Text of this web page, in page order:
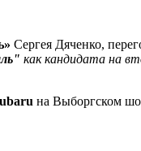
Сергея Дяченко,
как кандидата на
на Выборгском